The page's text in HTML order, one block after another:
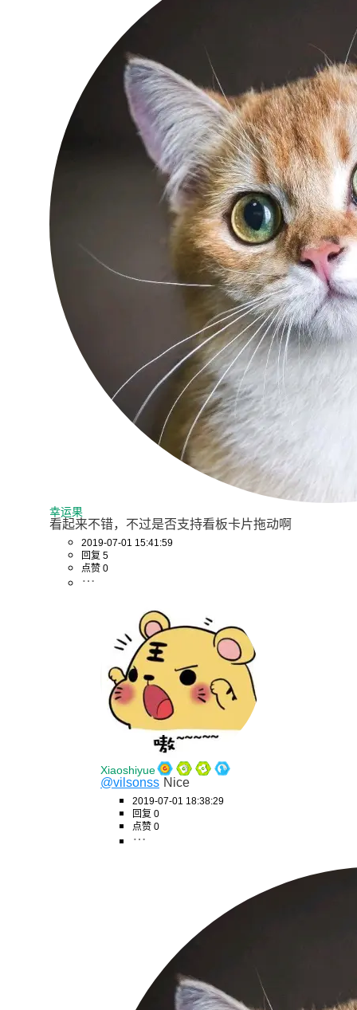
幸运果
看起来不错，不过是否支持看板卡片拖动啊
2019-07-01 15:41:59
回复 5
点赞 0
Xiaoshiyue
@vilsonss Nice
2019-07-01 18:38:29
回复 0
点赞 0